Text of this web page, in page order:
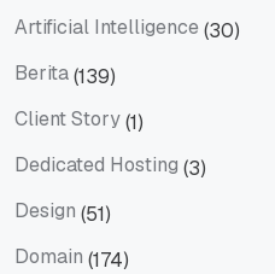
Artificial Intelligence (30)
Berita(139)
Client Story(1)
Dedicated Hosting (3)
Design (51)
Domain (174)